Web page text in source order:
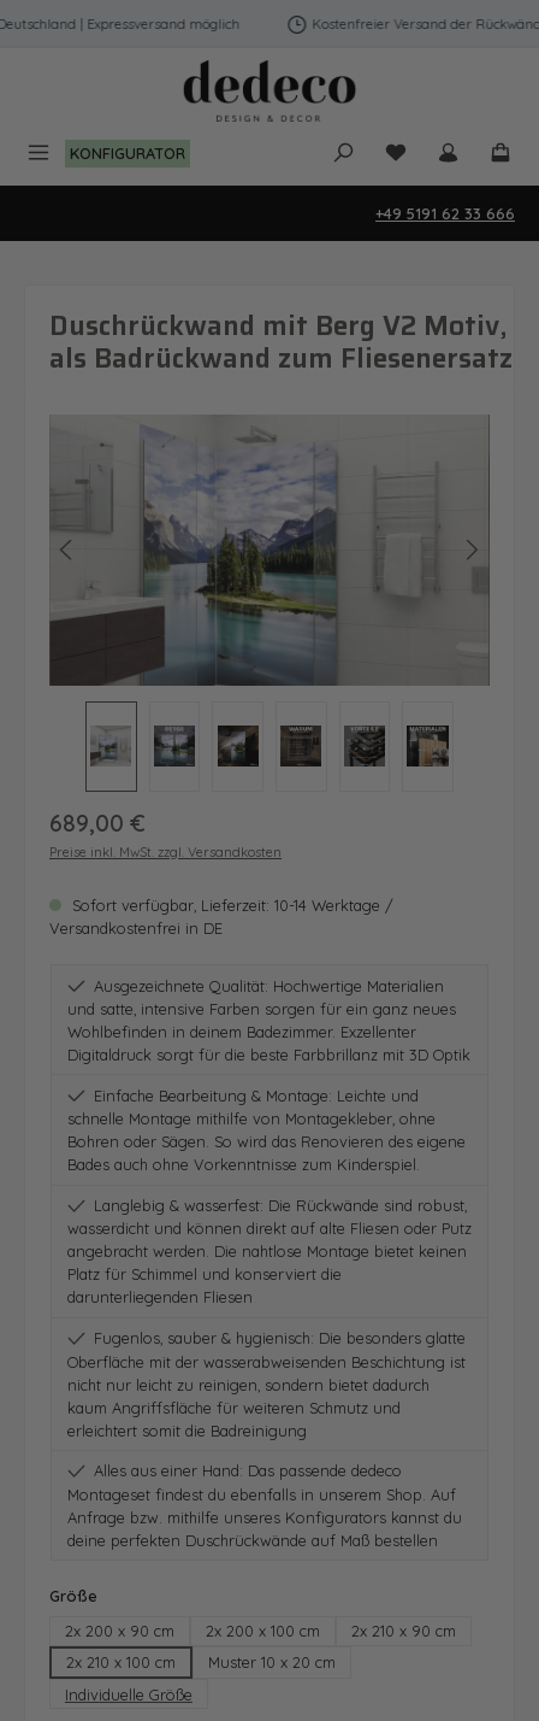
Zum Hauptinhalt springen
| Expressversand möglich Kostenfreier Versand der Rückwände
KONFIGURATOR Du hast 0
+49 5191 62 33 666
Duschrückwand mit Berg V2 Motiv,
als Badrückwand zum Fliesenersatz
Regulärer Preis:
689,00 €
Preise inkl. MwSt. zzgl. Versandkosten
Sofort verfügbar, Lieferzeit: 10-14 Werktage /
Versandkostenfrei in DE
Ausgezeichnete Qualität: Hochwertige Materialien
und satte, intensive Farben sorgen für ein ganz neues
Wohlbefinden in deinem Badezimmer. Exzellenter
Digitaldruck sorgt für die beste Farbbrillanz mit 3D Optik
Einfache Bearbeitung & Montage: Leichte und
schnelle Montage mithilfe von Montagekleber, ohne
Bohren oder Sägen. So wird das Renovieren des eigene
Bades auch ohne Vorkenntnisse zum Kinderspiel.
Langlebig & wasserfest: Die Rückwände sind robust,
wasserdicht und können direkt auf alte Fliesen oder Putz
angebracht werden. Die nahtlose Montage bietet keinen
Platz für Schimmel und konserviert die
darunterliegenden Fliesen
Fugenlos, sauber & hygienisch: Die besonders glatte
Oberfläche mit der wasserabweisenden Beschichtung ist
nicht nur leicht zu reinigen, sondern bietet dadurch
kaum Angriffsfläche für weiteren Schmutz und
erleichtert somit die Badreinigung
Alles aus einer Hand: Das passende dedeco
Montageset findest du ebenfalls in unserem Shop. Auf
Anfrage bzw. mithilfe unseres Konfigurators kannst du
deine perfekten Duschrückwände auf Maß bestellen
Größe
2x 200 x 90 cm
2x 200 x 100 cm
2x 210 x 90 cm
2x 210 x 100 cm
Muster 10 x 20 cm
Individuelle Größe